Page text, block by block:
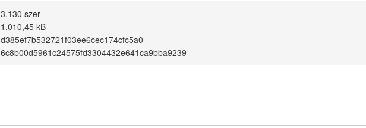
3.130 szer
1.010,45 kB
d385ef7b532721f03ee6cec174cfc5a0
6c8b00d5961c24575fd3304432e641ca9bba9239